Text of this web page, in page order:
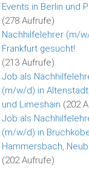
Events in Berlin und
(278 Aufrufe)
Nachhilfelehrer (m/
Frankfurt gesucht!
(213 Aufrufe)
Job als
(m/w/d) in
und Limeshain (202
Job als
(m/w/d) in
Hammersbach,
(202 Aufrufe)